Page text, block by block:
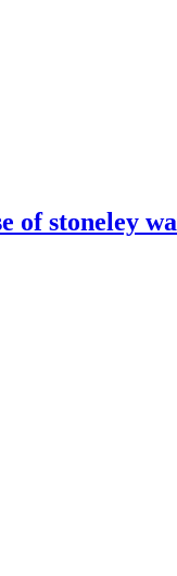
stoneley